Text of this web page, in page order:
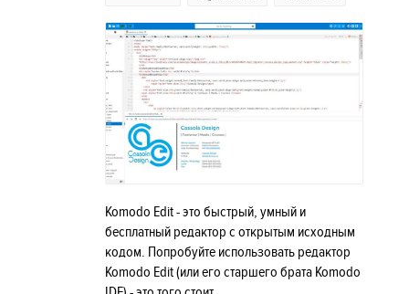
Komodo Edit - это быстрый, умный и
бесплатный редактор с открытым исходным
кодом. Попробуйте использовать редактор
Komodo Edit (или его старшего брата Komodo